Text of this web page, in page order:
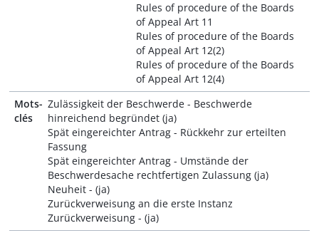
Rules of procedure of the Boards
of Appeal Art 11
Rules of procedure of the Boards
of Appeal Art 12(2)
Rules of procedure of the Boards
of Appeal Art 12(4)
Mots-
clés
Zulässigkeit der Beschwerde - Beschwerde
hinreichend begründet (ja)
Spät eingereichter Antrag - Rückkehr zur erteilten
Fassung
Spät eingereichter Antrag - Umstände der
Beschwerdesache rechtfertigen Zulassung (ja)
Neuheit - (ja)
Zurückverweisung an die erste Instanz
Zurückverweisung - (ja)